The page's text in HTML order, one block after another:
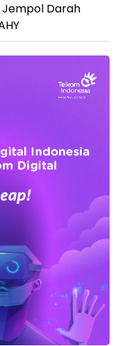
Jempol Darah